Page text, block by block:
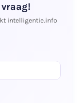
intelligentie.info